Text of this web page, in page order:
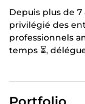
Depuis plus de
privilégié des
professionnels
temps ⏳,
gestion